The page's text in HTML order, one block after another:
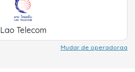
Lao Telecom
Mudar de operadoraa